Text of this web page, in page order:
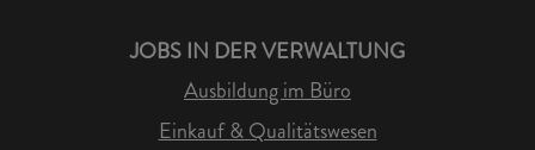
JOBS IN DER VERWALTUNG
Ausbildung im Büro
Einkauf & Qualitätswesen